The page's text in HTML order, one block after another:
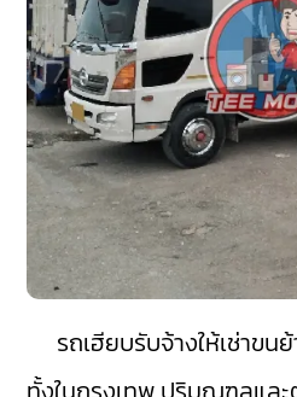
รถเฮียบรับจ้างให้เช่าขน